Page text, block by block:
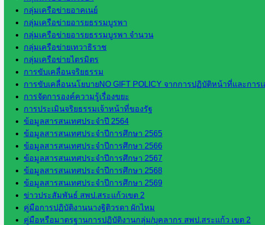
กลุ่มเครือข่ายอาคเนย์
กลุ่มเครือข่ายอารยธรรมบูรพา
กลุ่มเครือข่ายอารยธรรมบูรพา จำนวน
กลุ่มเครือข่ายเทวาธิราช
กลุ่มเครือข่ายไตรมิตร
การขับเคลื่อนจริยธรรม
การขับเคลื่อนนโยบายNO GIFT POLICY จากการปฏิบัติหน้าที่และกา
การจัดการองค์ความรู้เรื่องขยะ
การประเมินจริยธรรมเจ้าหน้าที่ของรัฐ
ข้อมูลสารสนเทศประจำปี 2564
ข้อมูลสารสนเทศประจำปีการศึกษา 2565
ข้อมูลสารสนเทศประจำปีการศึกษา 2566
ข้อมูลสารสนเทศประจำปีการศึกษา 2567
ข้อมูลสารสนเทศประจำปีการศึกษา 2568
ข้อมูลสารสนเทศประจำปีการศึกษา 2569
ข่าวประสัมพันธ์ สพป.สระแก้วเขต 2
คู่มือการปฏิบัติงานนางฐิติวรดา ผักไหม
คู่มือหรือมาตรฐานการปฏิบัติงานกลุ่ม/บุคลากร สพป.สระแก้ว เขต 2